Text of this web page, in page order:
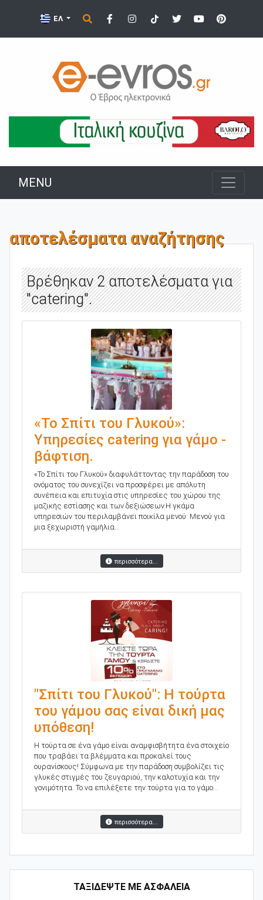
ΕΛ
MENU
ΤΑΞΙΔΕΨΤΕ ΜΕ ΑΣΦΑΛΕΙΑ
αποτελέσματα αναζήτησης
Βρέθηκαν 2 αποτελέσματα για
"catering".
«Το Σπίτι του Γλυκού»:
Υπηρεσίες catering για γάμο -
βάφτιση.
«Το Σπίτι του Γλυκού» διαφυλάττοντας την παράδοση του
ονόματος του συνεχίζει να προσφέρει με απόλυτη
συνέπεια και επιτυχία στις υπηρεσίες του χώρου της
μαζικής εστίασης και των δεξιώσεων.Η γκάμα
υπηρεσιών του περιλαμβάνει ποικίλα μενού: Μενού για
μια ξεχωριστή γαμήλια...
περισσότερα...
"Σπίτι του Γλυκού": Η τούρτα
του γάμου σας είναι δική μας
υπόθεση!
Η τούρτα σε ένα γάμο είναι αναμφισβήτητα ένα στοιχείο
που τραβάει τα βλέμματα και προκαλεί τους
ουρανίσκους! Σύμφωνα με την παράδοση συμβολίζει τις
γλυκές στιγμές του ζευγαριού, την καλοτυχία και την
γονιμότητα. Το να επιλέξετε την τούρτα για το γάμο...
περισσότερα...